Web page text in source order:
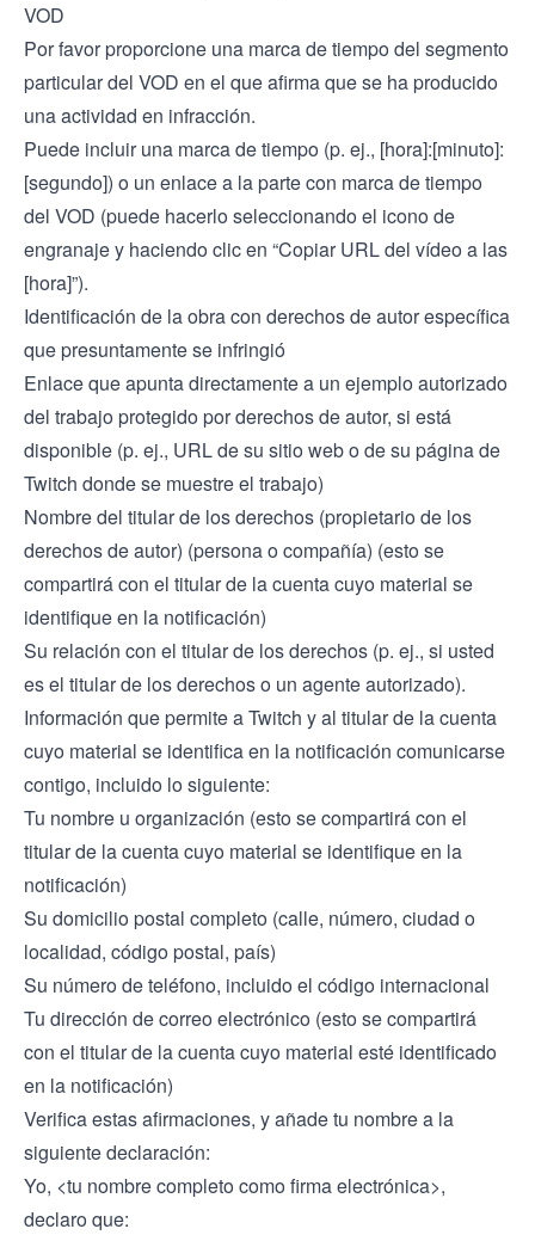
VOD
Por favor proporcione una marca de tiempo del segmento
particular del VOD en el que afirma que se ha producido
una actividad en infracción.
Puede incluir una marca de tiempo (p. ej., [hora]:[minuto]:
[segundo]) o un enlace a la parte con marca de tiempo
del VOD (puede hacerlo seleccionando el icono de
engranaje y haciendo clic en “Copiar URL del vídeo a las
[hora]”).
Identificación de la obra con derechos de autor específica
que presuntamente se infringió
Enlace que apunta directamente a un ejemplo autorizado
del trabajo protegido por derechos de autor, si está
disponible (p. ej., URL de su sitio web o de su página de
Twitch donde se muestre el trabajo)
Nombre del titular de los derechos (propietario de los
derechos de autor) (persona o compañía) (esto se
compartirá con el titular de la cuenta cuyo material se
identifique en la notificación)
Su relación con el titular de los derechos (p. ej., si usted
es el titular de los derechos o un agente autorizado).
Información que permite a Twitch y al titular de la cuenta
cuyo material se identifica en la notificación comunicarse
contigo, incluido lo siguiente:
Tu nombre u organización (esto se compartirá con el
titular de la cuenta cuyo material se identifique en la
notificación)
Su domicilio postal completo (calle, número, ciudad o
localidad, código postal, país)
Su número de teléfono, incluido el código internacional
Tu dirección de correo electrónico (esto se compartirá
con el titular de la cuenta cuyo material esté identificado
en la notificación)
Verifica estas afirmaciones, y añade tu nombre a la
siguiente declaración:
Yo, <tu nombre completo como firma electrónica>,
declaro que: